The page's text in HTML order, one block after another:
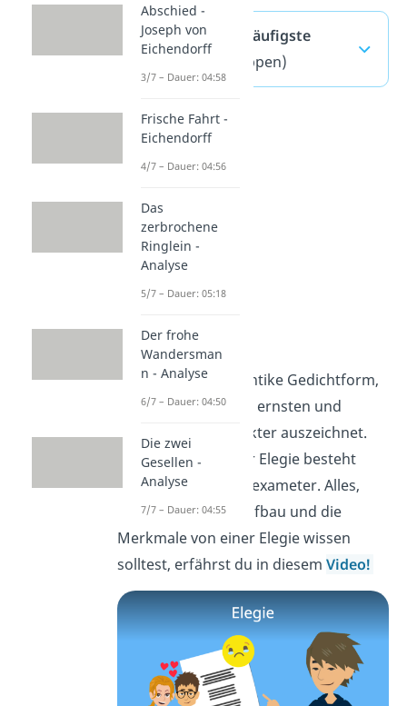
Hexameter — häufigste
(ausklappen)
Elegie
Die Elegie ist eine antike Gedichtform,
die sich durch ihren ernsten und
wehmütigen Charakter auszeichnet.
Der erste Vers einer Elegie besteht
immer aus einem Hexameter. Alles,
was du über den Aufbau und die
Merkmale von einer Elegie wissen
solltest, erfährst du in diesemVideo!
Abschied -
Joseph von
Eichendorff
3/7 – Dauer: 04:58
Frische Fahrt -
Eichendorff
4/7 – Dauer: 04:56
Das
zerbrochene
Ringlein -
Analyse
5/7 – Dauer: 05:18
Der frohe
Wandersman
n - Analyse
6/7 – Dauer: 04:50
Die zwei
Gesellen -
Analyse
7/7 – Dauer: 04:55